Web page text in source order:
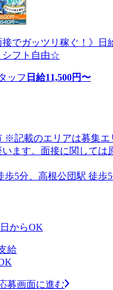
接でガッツリ稼ぐ！》日
シフト自由☆
ッフ 日給11,500円〜
※記載のエリアは募集エ
ます。面接に関しては
歩5分、高根公団駅 徒歩
からOK
給
募画面に進む